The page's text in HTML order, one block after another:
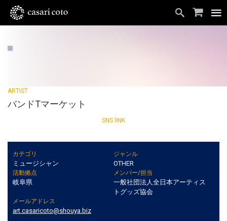
バンドTマーケット
カテゴリ
ミュージシャン
ジャンル
OTHER
活動拠点
岐阜県
メンバー/担当
一般社団法人全日本アーティス
トグッズ協会
メールアドレス
art.casaricoto@shouya.biz